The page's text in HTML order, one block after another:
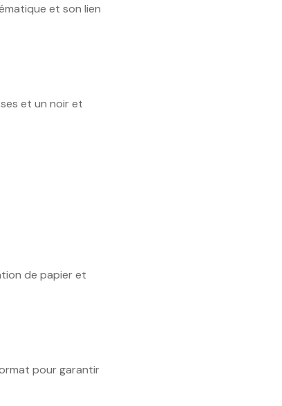
et son lien
et un noir et
de papier et
pour garantir